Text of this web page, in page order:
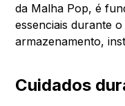
da Malha Pop, é
essenciais durante
armazenamento,
Cuidados